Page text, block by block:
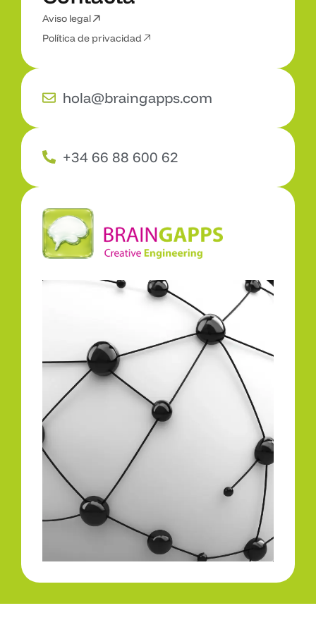
Conta ta
Aviso legal
Política de privacidad
hola@braingapps.com
+34 66 88 600 62